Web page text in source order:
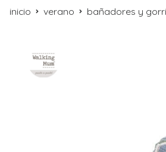
inicio verano bañadores y